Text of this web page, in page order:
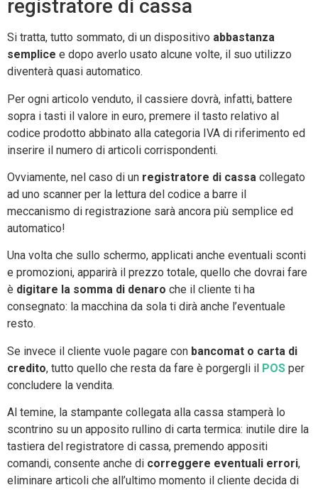
registratore di cassa
Si tratta, tutto sommato, di un dispositivo abbastanza
semplice e dopo averlo usato alcune volte, il suo utilizzo
diventerà quasi automatico.
Per ogni articolo venduto, il cassiere dovrà, infatti, battere
sopra i tasti il valore in euro, premere il tasto relativo al
codice prodotto abbinato alla categoria IVA di riferimento ed
inserire il numero di articoli corrispondenti.
Ovviamente, nel caso di un registratore di cassa collegato
ad uno scanner per la lettura del codice a barre il
meccanismo di registrazione sarà ancora più semplice ed
automatico!
Una volta che sullo schermo, applicati anche eventuali sconti
e promozioni, apparirà il prezzo totale, quello che dovrai fare
è digitare la somma di denaro che il cliente ti ha
consegnato: la macchina da sola ti dirà anche l’eventuale
resto.
Se invece il cliente vuole pagare con bancomat o carta di
credito, tutto quello che resta da fare è porgergli il POS per
concludere la vendita.
Al temine, la stampante collegata alla cassa stamperà lo
scontrino su un apposito rullino di carta termica: inutile dire la
tastiera del registratore di cassa, premendo appositi
comandi, consente anche di correggere eventuali errori,
eliminare articoli che all’ultimo momento il cliente decida di